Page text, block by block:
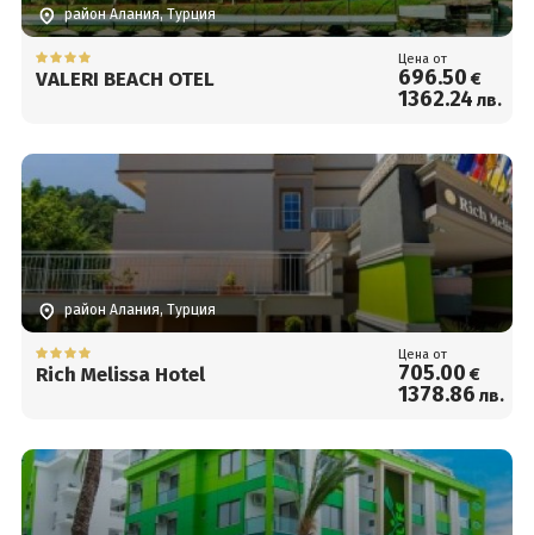
район Алания, Турция
VALERI BEACH OTEL
Цена от
696.50 €
1362.24 лв.
район Алания, Турция
Rich Melissa Hotel
Цена от
705.00 €
1378.86 лв.